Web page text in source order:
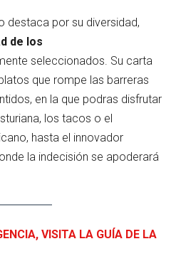
destaca por su diversidad,
de los
seleccionados. Su carta
que rompe las barreras
en la que podras disfrutar
los tacos o el
hasta el innovador
la indecisión se apoderará
VISITA LA GUÍA DE LA